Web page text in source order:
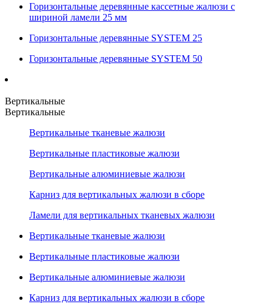
Горизонтальные деревянные кассетные жалюзи с
шириной ламели 25 мм
Горизонтальные деревянные SYSTEM 25
Горизонтальные деревянные SYSTEM 50
Вертикальные
Вертикальные
Вертикальные тканевые жалюзи
Вертикальные пластиковые жалюзи
Вертикальные алюминиевые жалюзи
Карниз для вертикальных жалюзи в сборе
Ламели для вертикальных тканевых жалюзи
Вертикальные тканевые жалюзи
Вертикальные пластиковые жалюзи
Вертикальные алюминиевые жалюзи
Карниз для вертикальных жалюзи в сборе